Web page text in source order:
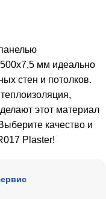
мм идеально
стен и потолков.
этот материал
качество и
Plaster!